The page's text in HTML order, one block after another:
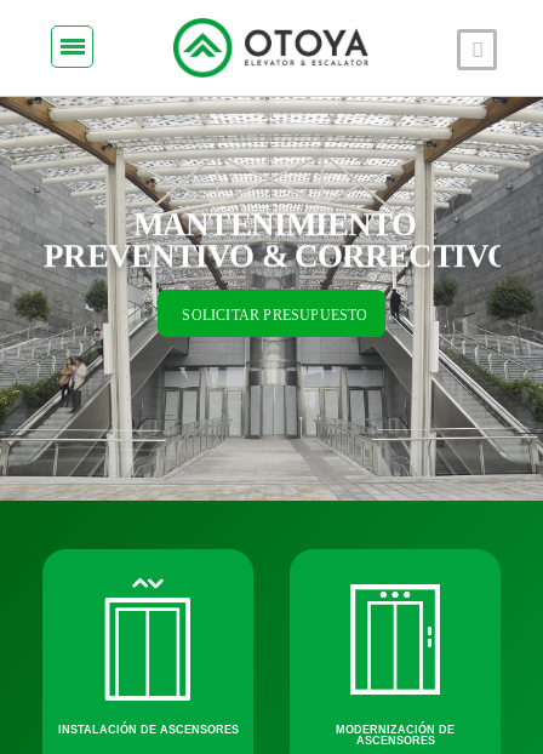
SOLICITAR PRESUPUESTO
PREVENTIVO & CORRECTIVO
MANTENIMIENTO
INSTALACIÓN DE ASCENSORES
MODERNIZACIÓN DE
ASCENSORES